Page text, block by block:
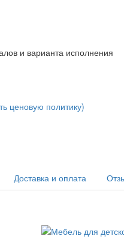
и варианта исполнения
ценовую политику)
Доставка и оплата